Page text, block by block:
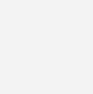
Start der
des
NRW.